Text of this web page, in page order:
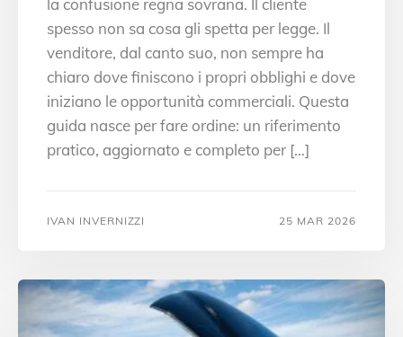
la confusione regna sovrana. Il cliente
spesso non sa cosa gli spetta per legge. Il
venditore, dal canto suo, non sempre ha
chiaro dove finiscono i propri obblighi e dove
iniziano le opportunità commerciali. Questa
guida nasce per fare ordine: un riferimento
pratico, aggiornato e completo per […]
IVAN INVERNIZZI 25 MAR 2026